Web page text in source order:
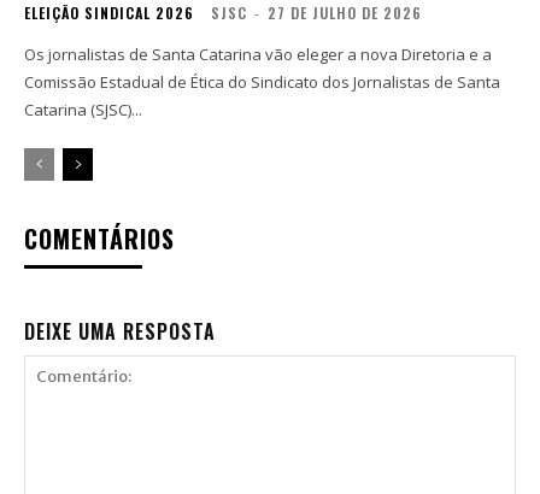
ELEIÇÃO SINDICAL 2026 SJSC - 27 DE JULHO DE 2026
Os jornalistas de Santa Catarina vão eleger a nova Diretoria e a
Comissão Estadual de Ética do Sindicato dos Jornalistas de Santa
Catarina (SJSC)...
COMENTÁRIOS
DEIXE UMA RESPOSTA